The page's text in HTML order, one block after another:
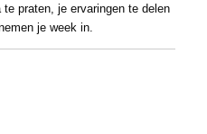
praten, je ervaringen te delen
je week in.